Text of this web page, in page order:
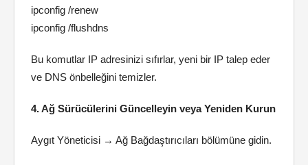
ipconfig /renew
ipconfig /flushdns
Bu komutlar IP adresinizi sıfırlar, yeni bir IP talep eder
ve DNS önbelleğini temizler.
4. Ağ Sürücülerini Güncelleyin veya Yeniden Kurun
Aygıt Yöneticisi → Ağ Bağdaştırıcıları bölümüne gidin.